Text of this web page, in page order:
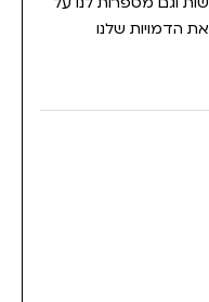
הדמויות שלנו